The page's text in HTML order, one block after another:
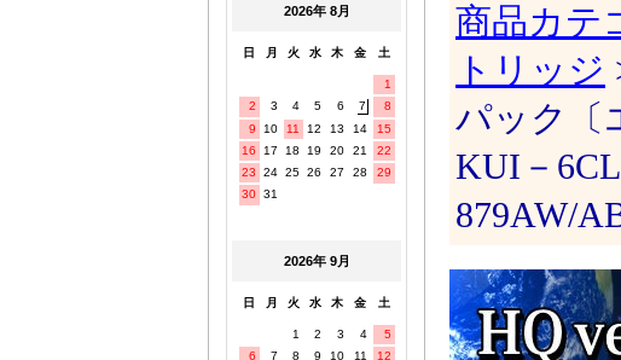
商品カテ
トリッジ
パック〔
KUI－
879AW/